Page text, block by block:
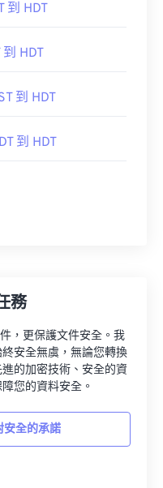
到 HDT
到 HDT
到 HDT
到 HDT
務
，更保護文件安全。我
安全無虞，無論您轉換
的加密技術、安全的資
您的資料安全。
安全的承諾